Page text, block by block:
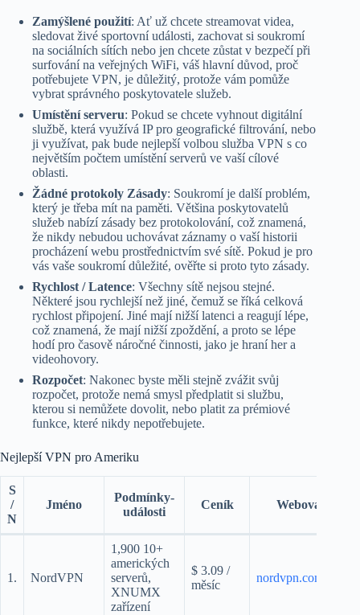
Zamýšlené použití: Ať už chcete streamovat videa,
sledovat živé sportovní události, zachovat si soukromí
na sociálních sítích nebo jen chcete zůstat v bezpečí při
surfování na veřejných WiFi, váš hlavní důvod, proč
potřebujete VPN, je důležitý, protože vám pomůže
vybrat správného poskytovatele služeb.
Umístění serveru: Pokud se chcete vyhnout digitální
službě, která využívá IP pro geografické filtrování, nebo
ji využívat, pak bude nejlepší volbou služba VPN s co
největším počtem umístění serverů ve vaší cílové
oblasti.
Žádné protokoly Zásady: Soukromí je další problém,
který je třeba mít na paměti. Většina poskytovatelů
služeb nabízí zásady bez protokolování, což znamená,
že nikdy nebudou uchovávat záznamy o vaší historii
procházení webu prostřednictvím své sítě. Pokud je pro
vás vaše soukromí důležité, ověřte si proto tyto zásady.
Rychlost / Latence: Všechny sítě nejsou stejné.
Některé jsou rychlejší než jiné, čemuž se říká celková
rychlost připojení. Jiné mají nižší latenci a reagují lépe,
což znamená, že mají nižší zpoždění, a proto se lépe
hodí pro časově náročné činnosti, jako je hraní her a
videohovory.
Rozpočet: Nakonec byste měli stejně zvážit svůj
rozpočet, protože nemá smysl předplatit si službu,
kterou si nemůžete dovolit, nebo platit za prémiové
funkce, které nikdy nepotřebujete.
Nejlepší VPN pro Ameriku
S
/
N
Jméno
Podmínky-
události
Ceník Webová
1. NordVPN
1,900 10+
amerických
serverů,
XNUMX
zařízení
$ 3.09 /
měsíc
nordvpn.com